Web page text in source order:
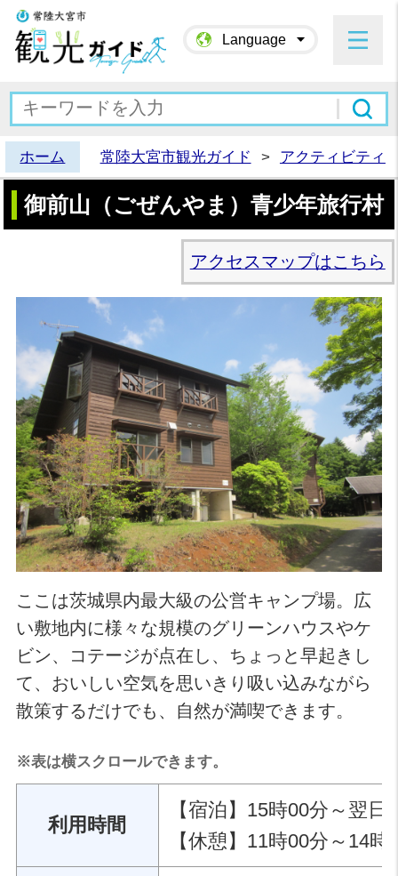
Language
ホーム 常陸大宮市観光ガイド > アクティビティ
御前山（ごぜんやま）青少年旅行村
アクセスマップはこちら
ここは茨城県内最大級の公営キャンプ場。広
い敷地内に様々な規模のグリーンハウスやケ
ビン、コテージが点在し、ちょっと早起きし
て、おいしい空気を思いきり吸い込みながら
散策するだけでも、自然が満喫できます。
※表は横スクロールできます。
利用時間
【宿泊】15時00分～翌日
【休憩】11時00分～14時